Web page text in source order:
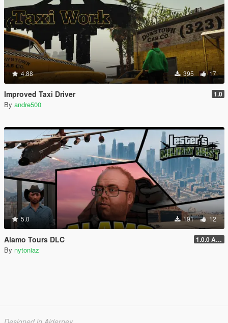
4.88 395 17
Improved Taxi Driver 1.0
By andre500
5.0 191 12
Alamo Tours DLC 1.0.0 Alpha
By nytoniaz